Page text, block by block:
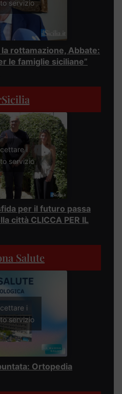
servizio
la rottamazione, Abbate:
le famiglie siciliane”
i
servizio
per il futuro passa
città CLICCA PER IL
Salute
i
servizio
Ortopedia